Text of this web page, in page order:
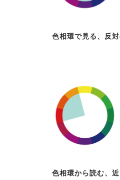
色相環で見る、反対
色相環から読む、